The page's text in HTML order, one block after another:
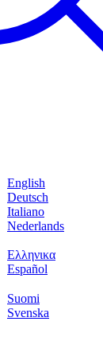
English
Deutsch
Italiano
Nederlands
Ελληνικα
Español
Suomi
Svenska